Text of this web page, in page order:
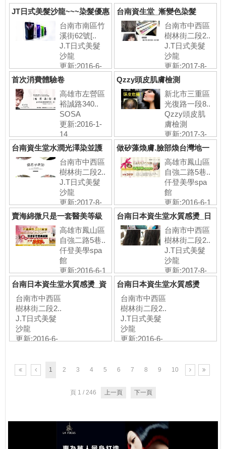
JT日式美髮沙龍~~~染髮優惠
台南市南區竹
溪街62號[..
J.T日式美髮
沙龍
更新:2016-6-
24
台南資生堂_漸變色染髮
台南市中西區
樹林街二段2..
J.T日式美髮
沙龍
更新:2017-8-
28
首次消費體驗卷
高雄市左營區
裕誠路340..
SOSA
更新:2016-1-
14
Qzzy頭皮肌膚檢測
新北市三重區
光復路一段8..
Qzzy頭皮肌
膚檢測
更新:2017-3-
10
台南資生堂水潤光澤染並護
髮體_優希子
台南市中西區
樹林街二段2..
J.T日式美髮
沙龍
更新:2017-8-
28
做矽藻煥膚.臉部煥台灣地一
品牌..強
高雄市鳳山區
自強二路5巷..
仟登美學spa
館
更新:2016-6-1
賣海綿微只是一套醫美等級
產品高貴不貴 高雄市鳳山區
自強二路5巷..
仟登美學spa
館
更新:2016-6-1
台南日本資生堂水質感燙_日
本資生堂專
台南市中西區
樹林街二段2..
J.T日式美髮
沙龍
更新:2017-8-
28
台南日本資生堂水質感燙_資
生堂專門店
台南市中西區
樹林街二段2..
J.T日式美髮
沙龍
更新:2016-6-
台南日本資生堂水質感燙
台南市中西區
樹林街二段2..
J.T日式美髮
沙龍
更新:2016-6-
1 2 3 4 5 6 7 8 9 10
頁 1 / 246 上一頁 下一頁